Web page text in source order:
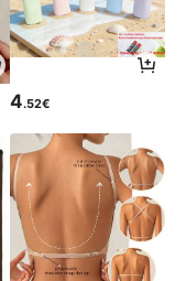
4.52€